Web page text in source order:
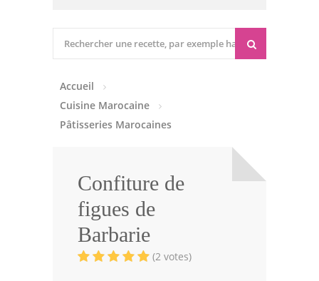
Entrées Froides
Tajines
Viandes
Volailles
Poissons
Accueil
Cuisine Marocaine
Pâtisseries Marocaines
Confiture de
figues de
Barbarie
(2 votes)